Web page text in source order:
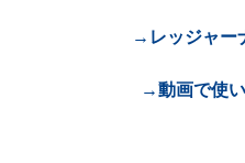
→レッジャー
→動画で使